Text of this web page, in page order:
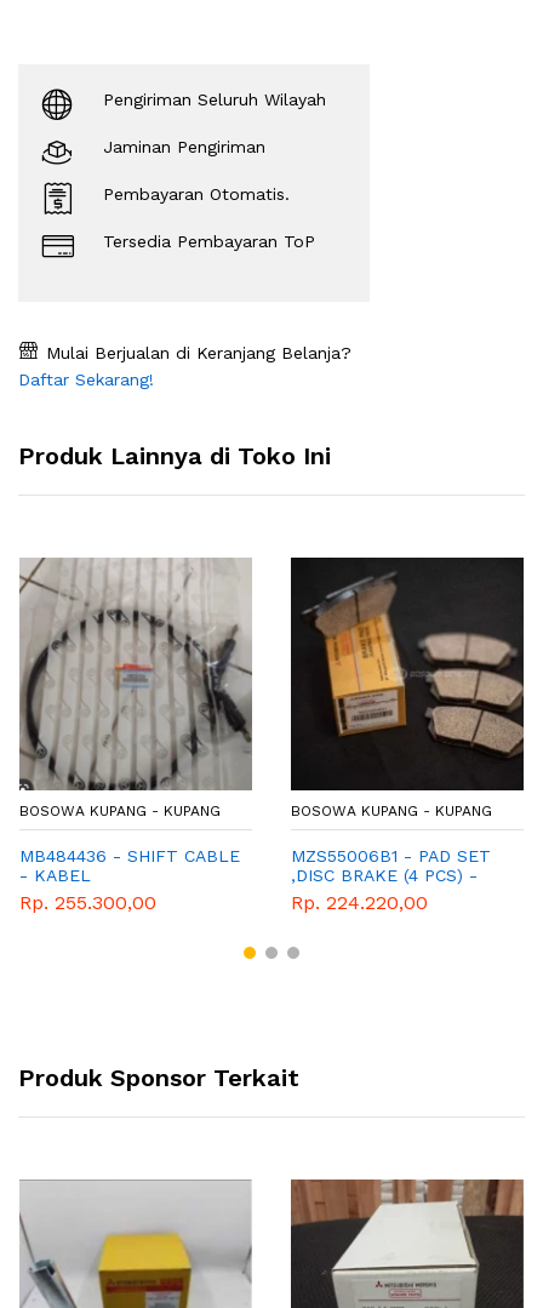
Pengiriman Seluruh Wilayah
Jaminan Pengiriman
Pembayaran Otomatis.
Tersedia Pembayaran ToP
Mulai Berjualan di Keranjang Belanja?
Daftar Sekarang!
Produk Lainnya di Toko Ini
BOSOWA KUPANG - KUPANG
MB484436 - SHIFT CABLE
- KABEL
TRANSMISI/PERSENELING
(PENDEK) - L300
Rp. 255.300,00
BOSOWA KUPANG - KUPANG
MZS55006B1 - PAD SET
,DISC BRAKE (4 PCS) -
KAMPAS REM DEPAN
T120SS
Rp. 224.220,00
Produk Sponsor Terkait